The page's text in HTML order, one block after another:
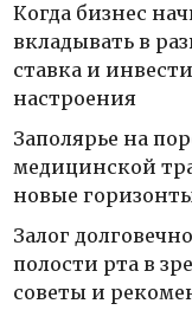
Когда бизнес
вкладывать в
ставка и
настроения
Заполярье на
медицинской
новые
Залог
полости рта в
советы и